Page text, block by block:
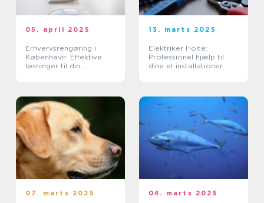
05. april 2025
Erhvervsrengøring i
København: Effektive
løsninger til din
13. marts 2025
Elektriker Holte:
Professionel hjælp til
dine el-installationer
07. marts 2025 04. marts 2025